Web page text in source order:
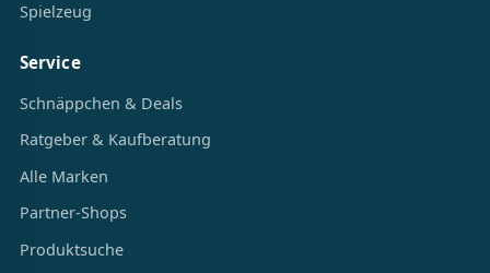
Spielzeug
Service
Schnäppchen & Deals
Ratgeber & Kaufberatung
Alle Marken
Partner-Shops
Produktsuche